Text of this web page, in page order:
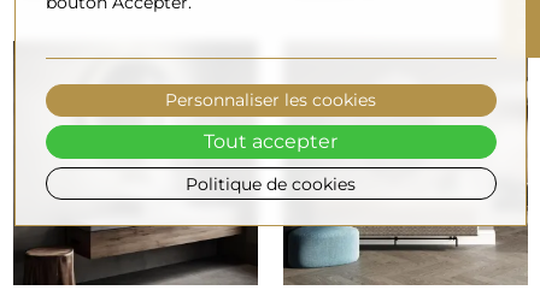
Politique de cookies
Personnaliser les cookies
Tout accepter